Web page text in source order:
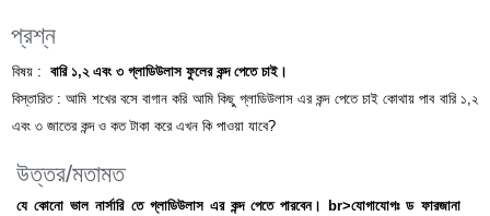
প্রশ্ন
বিষয় :
বারি ১,২ এবং ৩ গ্লাডিউলাস ফুলের কন্দ পেতে চাই।
বিস্তারিত : আমি শখের বসে বাগান করি আমি কিছু গ্লাডিউলাস এর কন্দ পেতে চাই কোথায় পাব বারি ১,২
এবং ৩ জাতের কন্দ ও কত টাকা করে এখন কি পাওয়া যাবে?
উত্তর/মতামত
যে কোনো ভাল নার্সারি তে গ্লাডিউলাস এর কন্দ পেতে পারবেন। br>যোগাযোগঃ ড ফারজানা